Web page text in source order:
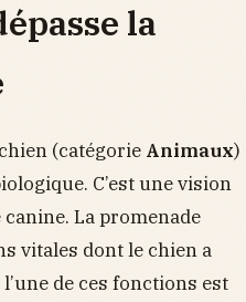
la
(catégorie Animaux)
C’est une vision
La promenade
vitales dont le chien a
de ces fonctions est